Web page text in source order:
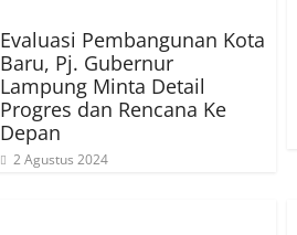
Evaluasi Pembangunan Kota
Baru, Pj. Gubernur
Lampung Minta Detail
Progres dan Rencana Ke
Depan
2 Agustus 2024